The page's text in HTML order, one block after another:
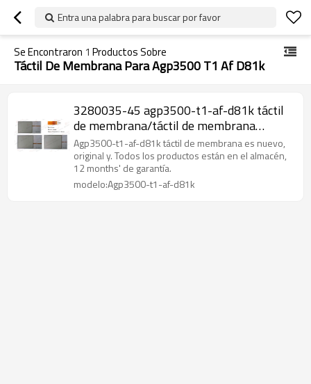
Entra una palabra para buscar por favor
Se Encontraron 1 Productos Sobre
Táctil De Membrana Para Agp3500 T1 Af D81k
3280035-45 agp3500-t1-af-d81k táctil
de membrana/táctil de membrana
agp3500-t1-af-d81k gp-3500 ( 10.4" )
Agp3500-t1-af-d81k táctil de membrana es nuevo,
original y. Todos los productos están en el almacén,
12 months' de garantía.
modelo:Agp3500-t1-af-d81k